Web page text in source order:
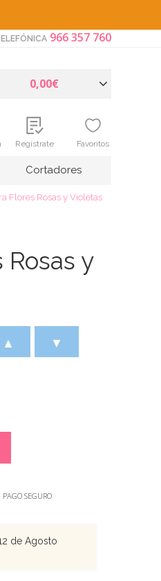
966 357 760
0,00€
Regístrate Favoritos
Cortadores
Flores Rosas y Violetas
y
▲ ▼
PAGO SEGURO
de Agosto